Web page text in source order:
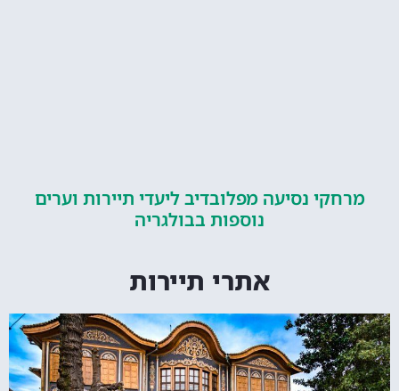
נסיעה מפלובדיב ליעדי תיירות וערים
נוספות בבולגריה
אתרי תיירות